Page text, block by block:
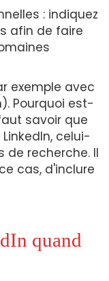
: indiquez
afin de faire
exemple avec
Pourquoi est-
savoir que
celui-
de recherche. Il
cas, d'inclure
quand